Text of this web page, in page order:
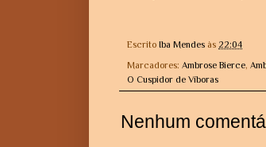
Escrito Iba Mendes às 22:04
Marcadores: Ambrose Bierce,
O Cuspidor de Víboras
Nenhum